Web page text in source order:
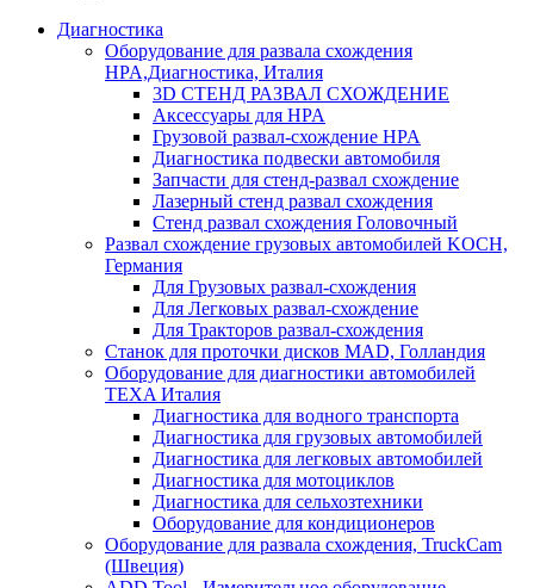
Диагностика
Оборудование для развала схождения
HPA,Диагностика, Италия
3D СТЕНД РАЗВАЛ СХОЖДЕНИЕ
Аксессуары для HPA
Грузовой развал-схождение HPA
Диагностика подвески автомобиля
Запчасти для стенд-развал схождение
Лазерный стенд развал схождения
Стенд развал схождения Головочный
Развал схождение грузовых автомобилей KOCH,
Германия
Для Грузовых развал-схождения
Для Легковых развал-схождение
Для Тракторов развал-схождения
Станок для проточки дисков MAD, Голландия
Оборудование для диагностики автомобилей
TEXA Италия
Диагностика для водного транспорта
Диагностика для грузовых автомобилей
Диагностика для легковых автомобилей
Диагностика для мотоциклов
Диагностика для сельхозтехники
Оборудование для кондиционеров
Оборудование для развала схождения, TruckCam
(Швеция)